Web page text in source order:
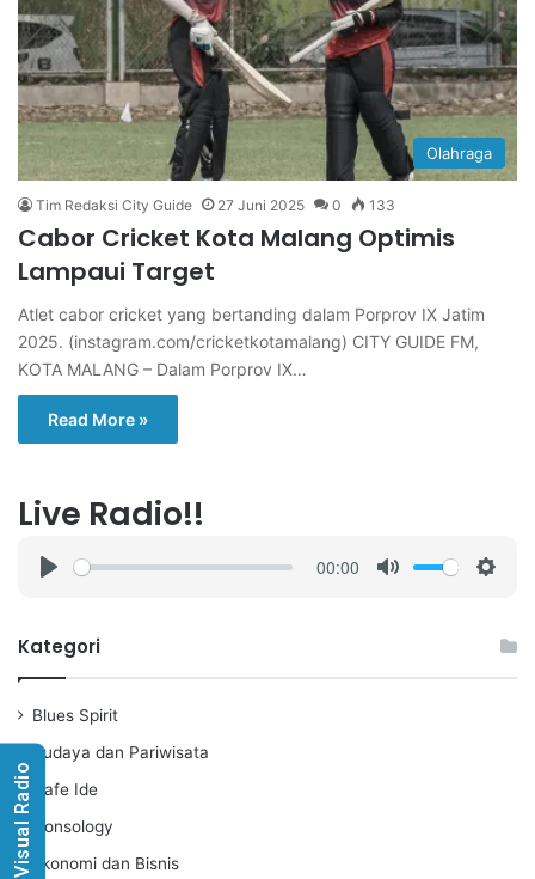
Olahraga
Tim Redaksi City Guide 27 Juni 2025 0 133
Cabor Cricket Kota Malang Optimis
Lampaui Target
Atlet cabor cricket yang bertanding dalam Porprov IX Jatim
2025. (instagram.com/cricketkotamalang) CITY GUIDE FM,
KOTA MALANG – Dalam Porprov IX…
Read More »
Live Radio!!
a
00:00
Kategori
Blues Spirit
Budaya dan Pariwisata
Cafe Ide
Consology
Ekonomi dan Bisnis
Visual Radio